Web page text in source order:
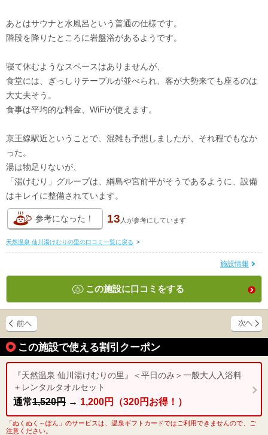
あとはサウナと水風呂という普通の仕様です。
階段を降りたところに岩盤浴があるようです。
寝て休むようなスペースはありませんが、
食堂には、ぎっしりテーブルが並べられ、客が大勢来ても座るのは
大丈夫そう。
食事は平均的な料金、WiFiが使えます。
京王線駅近ということで、混雑も予想しましたが、それ程でもなか
った。
湯は物足りないが、
「湯けむり」グループは、綱島や宮前平がそうであるように、設備
はキレイに整備されています。
参考になった！ 13 人が参考にしています
天然温泉 仙川湯けむりの里の口コミ一覧に戻る >
施設情報
この施設に口コミをする
この施設で使える割引クーポン
『天然温泉 仙川湯けむりの里』＜平日のみ＞一般大人入浴料
＋レンタルタオルセット
通常1,520円 → 1,200円（320円お得！）
「ぬくぬく～ぽん」のサービスは、温泉ギフトカードではご利用できませんので、ご
注意ください。